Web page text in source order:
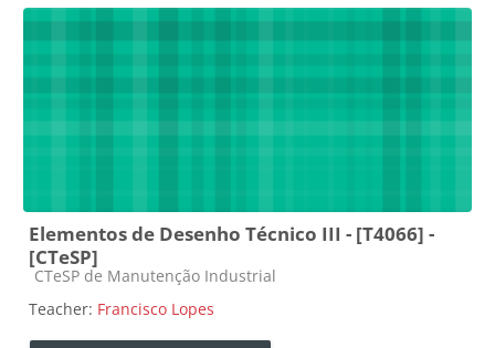
Elementos de Desenho Técnico III - [T4066] -
[CTeSP]
Course category
CTeSP de Manutenção Industrial
Teacher: Francisco Lopes